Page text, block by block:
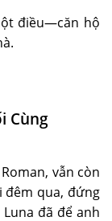
điều—căn hộ
Cùng
vẫn còn
đêm qua, đứng
đã để anh